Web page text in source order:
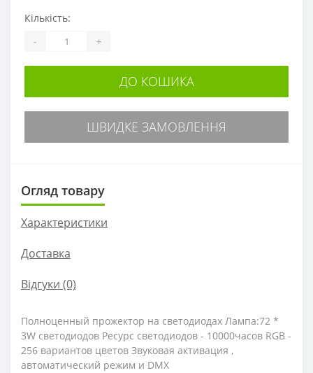
Кількість:
- +
ДО КОШИКА
ШВИДКЕ ЗАМОВЛЕННЯ
Огляд товару
Характеристики
Доставка
Відгуки (0)
Полноценный прожектор на светодиодах Лампа:72 *
3W светодиодов Ресурс светодиодов - 10000часов RGB -
256 вариантов цветов Звуковая активация ,
автоматический режим и DMX